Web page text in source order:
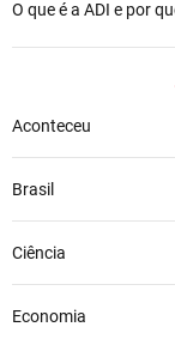
O que é a ADI e por
Aconteceu
Brasil
Ciência
Economia